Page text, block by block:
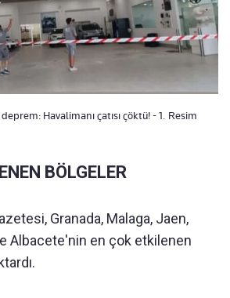
Havalimanı çatısı çöktü! - 1. Resim
BÖLGELER
Granada, Malaga, Jaen,
Albacete'nin en çok etkilenen